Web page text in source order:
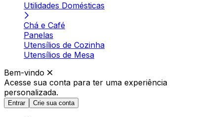
Utilidades Domésticas
Chá e Café
Panelas
Utensílios de Cozinha
Utensílios de Mesa
Bem-vindo
Acesse sua conta para ter uma experiência
personalizada.
Entrar Crie sua conta